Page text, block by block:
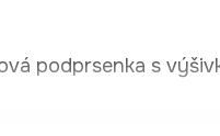
podprsenka s